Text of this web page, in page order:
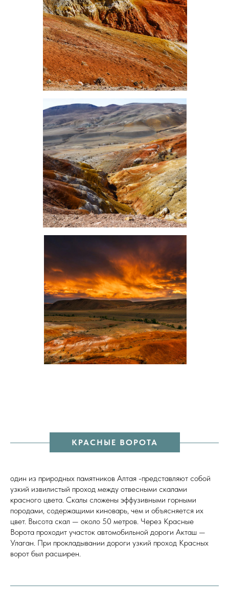
КРАСНЫЕ ВОРОТА
один из природных памятников Алтая -представляют собой
узкий извилистый проход между отвесными скалами
красного цвета. Скалы сложены эффузивными горными
породами, содержащими киноварь, чем и объясняется их
цвет. Высота скал — около 50 метров. Через Красные
Ворота проходит участок автомобильной дороги Акташ —
Улаган. При прокладывании дороги узкий проход Красных
ворот был расширен.